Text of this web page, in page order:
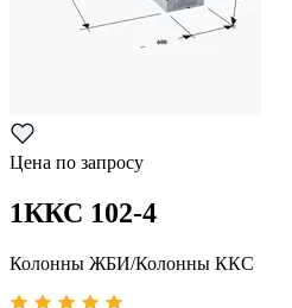
Цена по запросу
1ККС 102-4
Колонны ЖБИ/Колонны ККС